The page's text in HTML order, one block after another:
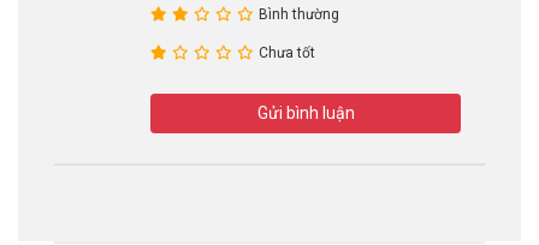
Bình thường
Chưa tốt
Gửi bình luận